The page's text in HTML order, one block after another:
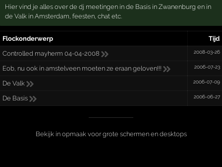
Hier vind je alles over de dj meetingen in de Basis in Zwanenburg en in
de Valk in Amsterdam, feesten, chat etc.
Flockonderwerp
Tijd
Controlled mayherm 04-04-2008
2008-03-26
Eob, nu ook in amstelveen moeten ze eraan geloven!!! 2006-07-23
De Valk 2006-07-09
De Basis 2006-06-27
Bekijk in opmaak voor grote schermen en desktops